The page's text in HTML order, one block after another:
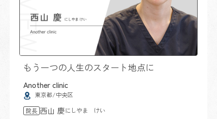
もう一つの人生のスタート地点に
Another clinic
東京都/中央区
院長 西山 慶にしやま けい